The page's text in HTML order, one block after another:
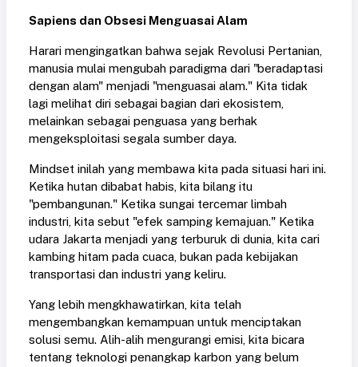
Sapiens dan Obsesi Menguasai Alam
Harari mengingatkan bahwa sejak Revolusi Pertanian,
manusia mulai mengubah paradigma dari "beradaptasi
dengan alam" menjadi "menguasai alam." Kita tidak
lagi melihat diri sebagai bagian dari ekosistem,
melainkan sebagai penguasa yang berhak
mengeksploitasi segala sumber daya.
Mindset inilah yang membawa kita pada situasi hari ini.
Ketika hutan dibabat habis, kita bilang itu
"pembangunan." Ketika sungai tercemar limbah
industri, kita sebut "efek samping kemajuan." Ketika
udara Jakarta menjadi yang terburuk di dunia, kita cari
kambing hitam pada cuaca, bukan pada kebijakan
transportasi dan industri yang keliru.
Yang lebih mengkhawatirkan, kita telah
mengembangkan kemampuan untuk menciptakan
solusi semu. Alih-alih mengurangi emisi, kita bicara
tentang teknologi penangkap karbon yang belum